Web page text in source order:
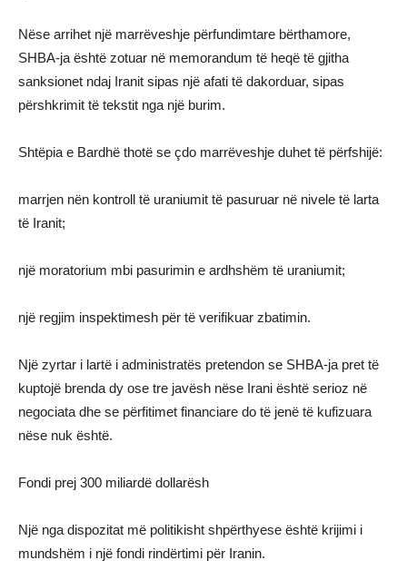
Nëse arrihet një marrëveshje përfundimtare bërthamore,
SHBA-ja është zotuar në memorandum të heqë të gjitha
sanksionet ndaj Iranit sipas një afati të dakorduar, sipas
përshkrimit të tekstit nga një burim.
Shtëpia e Bardhë thotë se çdo marrëveshje duhet të përfshijë:
marrjen nën kontroll të uraniumit të pasuruar në nivele të larta
të Iranit;
një moratorium mbi pasurimin e ardhshëm të uraniumit;
një regjim inspektimesh për të verifikuar zbatimin.
Një zyrtar i lartë i administratës pretendon se SHBA-ja pret të
kuptojë brenda dy ose tre javësh nëse Irani është serioz në
negociata dhe se përfitimet financiare do të jenë të kufizuara
nëse nuk është.
Fondi prej 300 miliardë dollarësh
Një nga dispozitat më politikisht shpërthyese është krijimi i
mundshëm i një fondi rindërtimi për Iranin.